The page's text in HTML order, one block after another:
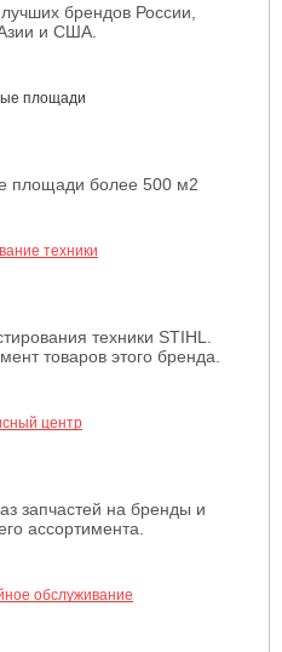
брендов России,
и США.
площади более 500 м2
техники STIHL.
товаров этого бренда.
запчастей на бренды и
ассортимента.